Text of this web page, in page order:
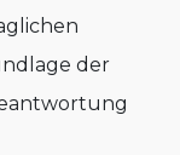
der